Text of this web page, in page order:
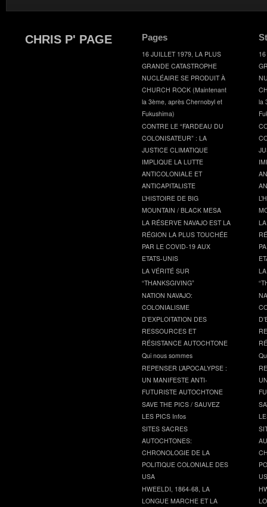
CHRIS P' PAGE Pages
16 JUILLET 1979, LA PLUS
GRANDE CATASTROPHE
NUCLÉAIRE SE PRODUIT À
CHURCH ROCK (Maintenant
la 3ème, après Chernobyl et
Fukushima)
CONTRE LE “FARDEAU DU
COLONISATEUR” : LA
JUSTICE CLIMATIQUE
IMPLIQUE LA LUTTE
ANTICOLONIALE ET
ANTICAPITALISTE
L’HISTOIRE DE BIG
MOUNTAIN / BLACK MESA
LA RÉSERVE NAVAJO EST LA
RÉGION LA PLUS TOUCHÉE
PAR LE COVID-19 AUX
ETATS-UNIS
LA VÉRITÉ SUR
“THANKSGIVING”
NATION NAVAJO:
COLONIALISME
D’EXPLOITATION DES
RESSOURCES ET
RÉSISTANCE AUTOCHTONE
Qui nous sommes
REPENSER L’APOCALYPSE :
UN MANIFESTE ANTI-
FUTURISTE AUTOCHTONE
SAVE THE PICS / SAUVEZ
LES PICS Infos
SITES SACRES
AUTOCHTONES:
CHRONOLOGIE DE LA
POLITIQUE COLONIALE DES
USA
HWEELDI, 1864-68, LA
LONGUE MARCHE ET LA
la